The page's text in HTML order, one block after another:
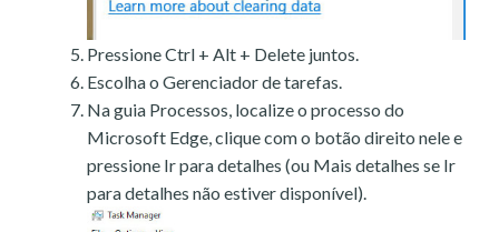
Pressione Ctrl + Alt + Delete juntos.
Escolha o Gerenciador de tarefas.
Na guia Processos, localize o processo do
Microsoft Edge, clique com o botão direito nele e
pressione Ir para detalhes (ou Mais detalhes se Ir
para detalhes não estiver disponível).